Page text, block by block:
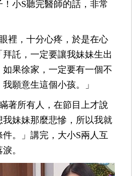
小S聽完醫師的話，非常
裡，十分心疼，於是在心
託，一定要讓我妹妹生出
果徐家，一定要有一個不
願意生這個小孩。」
著所有人，在節目上才說
我妹妹那麼悲慘，所以我就
。」講完，大小S兩人互
。